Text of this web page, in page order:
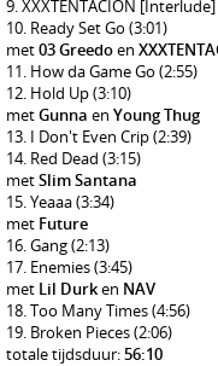
XXXTENTACION [Interlude]
Ready Set Go (3:01)
met03 Greedoen
How da Game Go (2:55)
Hold Up(3:10)
metGunna en Young Thug
I Don't Even Crip(2:39)
Red Dead (3:15)
metSlim Santana
Yeaaa(3:34)
met Future
Gang(2:13)
Enemies(3:45)
met Lil Durken NAV
Too Many Times(4:56)
Broken Pieces(2:06)
totale tijdsduur:56:10